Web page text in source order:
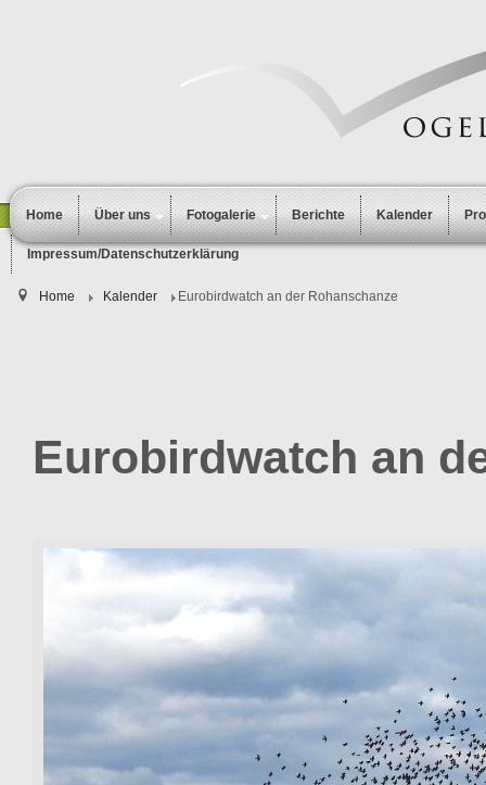
Home Über uns Fotogalerie Berichte Kalender
Impressum/Datenschutzerklärung
Home Kalender Eurobirdwatch an der Rohanschanze
Eurobirdwatch an